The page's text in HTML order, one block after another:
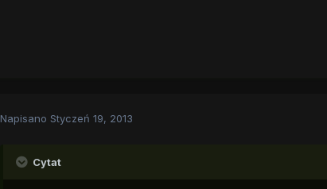
Napisano Styczeń 19, 2013
Cytat